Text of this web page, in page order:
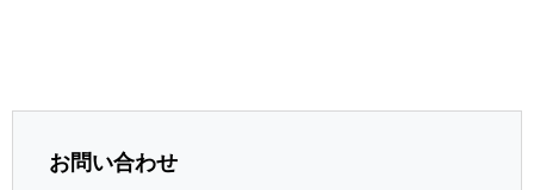
お問い合わせ